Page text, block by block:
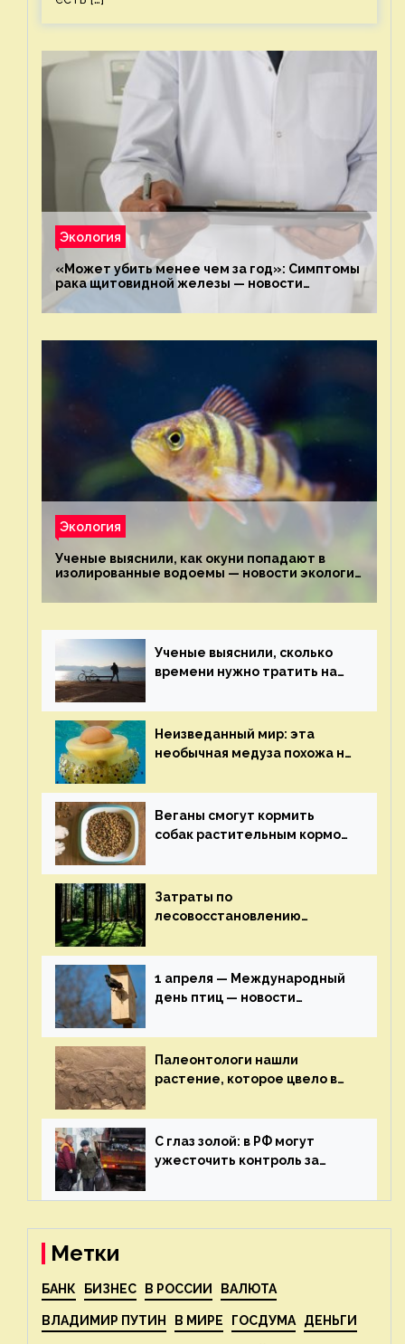
Экология
«Может убить менее чем за год»: Симптомы
рака щитовидной железы — новости
экологии на ECOportal
Экология
Ученые выяснили, как окуни попадают в
изолированные водоемы — новости экологии
Ученые выяснили, сколько
времени нужно тратить на
здоровья — новости экологии
на ECOportal
Неизведанный мир: эта
необычная медуза похожа на
экологии на ECOportal
Веганы смогут кормить
собак растительным кормом
здоровье — новости
экологии на ECOportal
Затраты по
лесовосстановлению
строительства — новости
экологии на ECOportal
1 апреля — Международный
день птиц — новости
Палеонтологи нашли
растение, которое цвело в
экологии на ECOportal
С глаз золой: в РФ могут
ужесточить контроль за
— новости экологии на
Метки
БАНК БИЗНЕС В РОССИИ ВАЛЮТА
ВЛАДИМИР ПУТИН В МИРЕ ГОСДУМА ДЕНЬГИ